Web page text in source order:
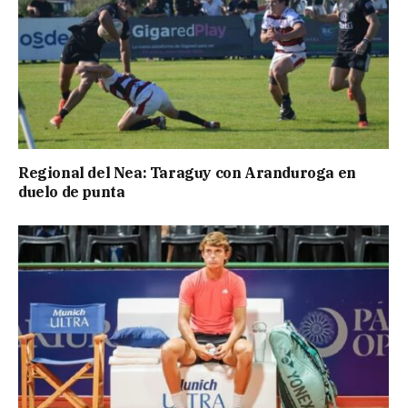
Regional del Nea: Taraguy con Aranduroga en
duelo de punta